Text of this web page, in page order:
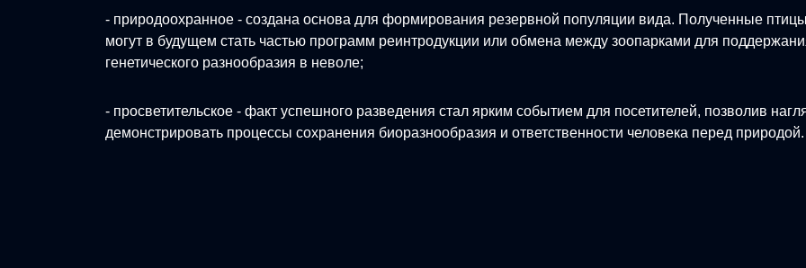
- природоохранное - создана основа для формирования резервной популяции вида. Полученные птицы
могут в будущем стать частью программ реинтродукции или обмена между зоопарками для
генетического разнообразия в неволе;
- просветительское - факт успешного разведения стал ярким событием для посетителей, позволив
демонстрировать процессы сохранения биоразнообразия и ответственности человека перед природой.